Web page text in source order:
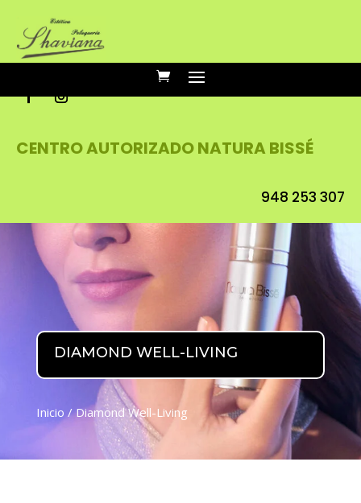
CENTRO AUTORIZADO NATURA BISSÉ
948 253 307
DIAMOND WELL-LIVING
Inicio / Diamond Well-Living